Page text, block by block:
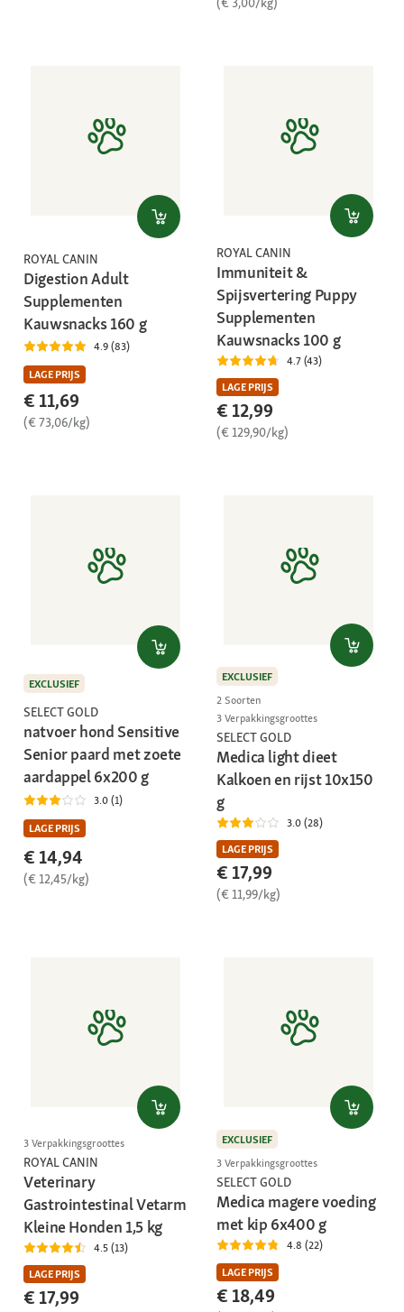
ROYAL CANIN
Digestion Adult
Supplementen
Kauwsnacks 160 g
4.9 (83)
LAGE PRIJS
€ 11,69
(€ 73,06/kg)
ROYAL CANIN
Immuniteit &
Spijsvertering Puppy
Supplementen
Kauwsnacks 100 g
4.7 (43)
LAGE PRIJS
€ 12,99
(€ 129,90/kg)
EXCLUSIEF
SELECT GOLD
natvoer hond Sensitive
Senior paard met zoete
aardappel 6x200 g
3.0 (1)
LAGE PRIJS
€ 14,94
(€ 12,45/kg)
EXCLUSIEF
2 Soorten
3 Verpakkingsgroottes
SELECT GOLD
Medica light dieet
Kalkoen en rijst 10x150
g
3.0 (28)
LAGE PRIJS
€ 17,99
(€ 11,99/kg)
3 Verpakkingsgroottes
ROYAL CANIN
Veterinary
Gastrointestinal Vetarm
Kleine Honden 1,5 kg
4.5 (13)
LAGE PRIJS
€ 17,99
EXCLUSIEF
3 Verpakkingsgroottes
SELECT GOLD
Medica magere voeding
met kip 6x400 g
4.8 (22)
LAGE PRIJS
€ 18,49